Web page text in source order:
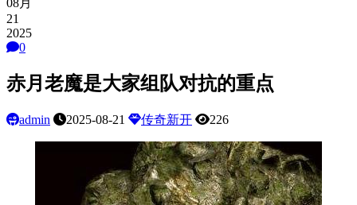
08月
21
2025
0
赤月老魔是大家组队对抗的重点
admin 2025-08-21 传奇新开 226